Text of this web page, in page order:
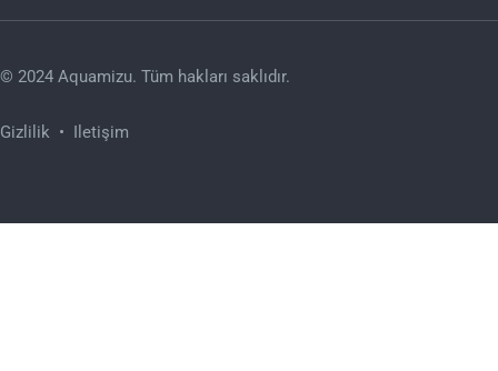
© 2024 Aquamizu. Tüm hakları saklıdır.
Gizlilik • Iletişim